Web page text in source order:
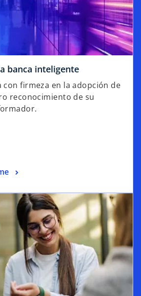
banca inteligente
con firmeza en la adopción de
reconocimiento de su